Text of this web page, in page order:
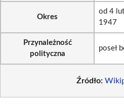
Okres
od 4
1947
Przynależność
polityczna
poseł
Źródło: